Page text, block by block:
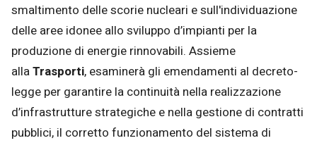
smaltimento delle scorie nucleari e sull'individuazione
delle aree idonee allo sviluppo d’impianti per la
produzione di energie rinnovabili. Assieme
allaTrasporti, esaminerà gli emendamenti al decreto-
legge per garantire la continuità nella realizzazione
d’infrastrutture strategiche e nella gestione di contratti
pubblici, il corretto funzionamento del sistema di